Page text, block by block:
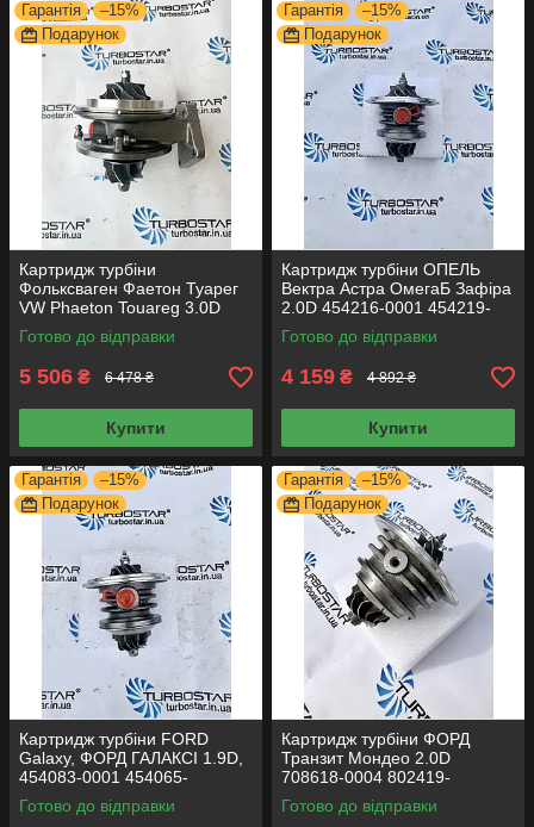
Гарантія
–15%
Подарунок
Картридж турбіни
Фольксваген Фаетон Туарег
VW Phaeton Touareg 3.0D
53049700050 53049700054
Готово до відправки
5 506 ₴ 6 478 ₴
Купити
Гарантія
–15%
Подарунок
Картридж турбіни ОПЕЛЬ
Вектра Астра ОмегаБ Зафіра
2.0D 454216-0001 454219-
0002 454219-0004
Готово до відправки
4 159 ₴ 4 892 ₴
Купити
Гарантія
–15%
Подарунок
Картридж турбіни FORD
Galaxy, ФОРД ГАЛАКСІ 1.9D,
454083-0001 454065-
0002 454082-0001 454092-
0001
Готово до відправки
Гарантія
–15%
Подарунок
Картридж турбіни ФОРД
Транзит Мондео 2.0D
708618-0004 802419-
0002 714716-0004 726194-
0001 709035-0004
Готово до відправки